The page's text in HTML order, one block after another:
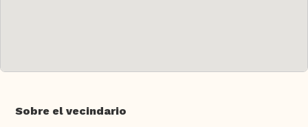
Sobre el vecindario